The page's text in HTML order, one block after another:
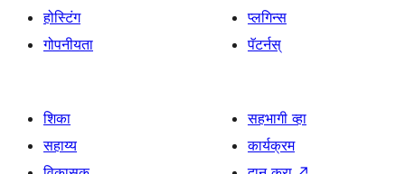
होस्टिंग
गोपनीयता
प्लगिन्स
पॅटर्नस्
शिका
सहाय्य
सहभागी व्हा
कार्यक्रम